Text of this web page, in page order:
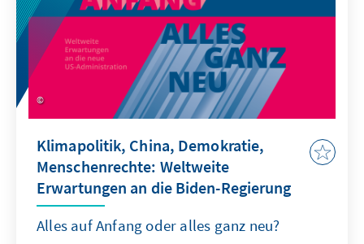
Klimapolitik, China, Demokratie,
Menschenrechte: Weltweite
Erwartungen an die Biden-Regierung
Alles auf Anfang oder alles ganz neu?